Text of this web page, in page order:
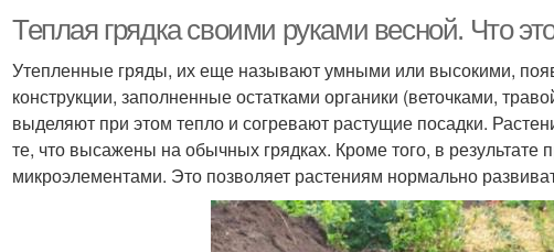
Теплая грядка своими руками весной. Что
Утепленные гряды, их еще называют умными или высокими,
конструкции, заполненные остатками органики (веточками,
выделяют при этом тепло и согревают растущие посадки.
те, что высажены на обычных грядках. Кроме того, в
микроэлементами. Это позволяет растениям нормально